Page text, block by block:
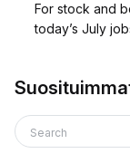
For stock and
today’s July
Search